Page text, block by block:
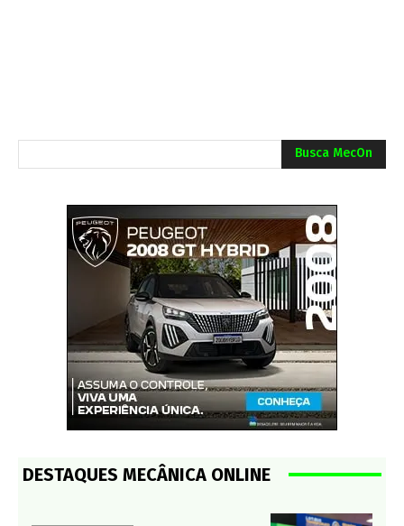
Busca MecOn
DESTAQUES MECÂNICA ONLINE